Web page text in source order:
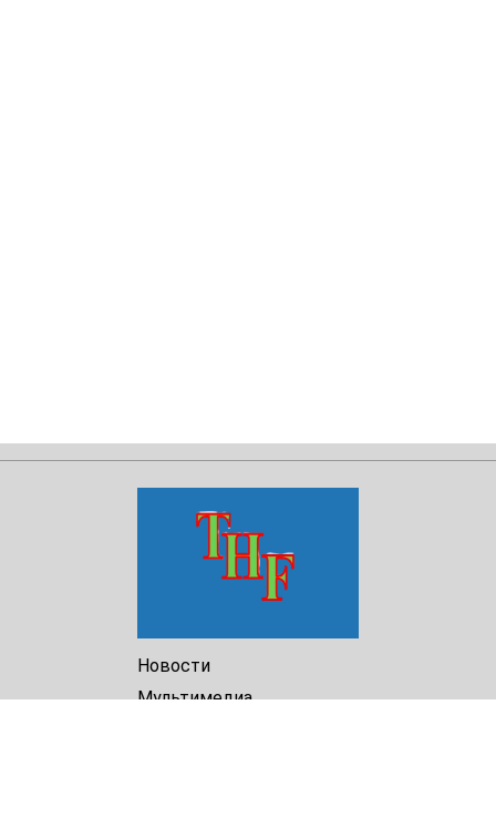
Новости
Мультимедиа